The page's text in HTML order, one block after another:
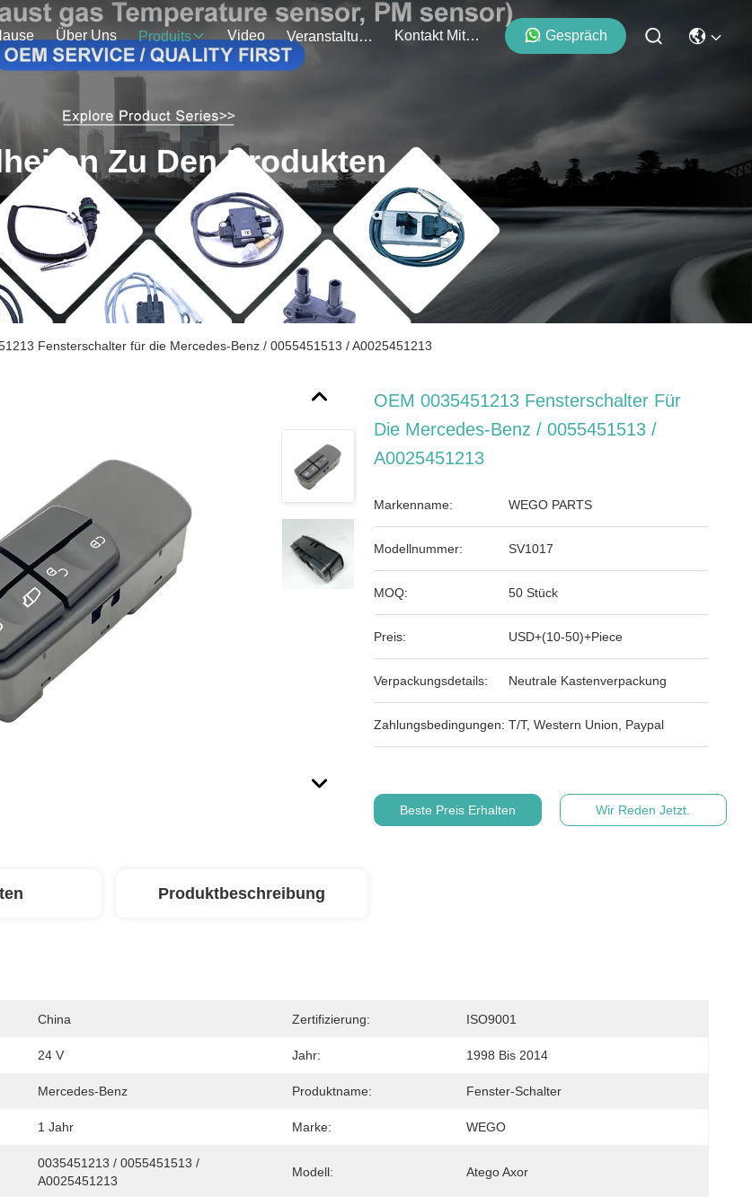
Über Uns Produits Video Veranstaltungen Kontakt Mit Uns Gespräch
Zu Den Produkten
Fensterschalter für die Mercedes-Benz / 0055451513 / A0025451213
OEM 0035451213 Fensterschalter Für
Die Mercedes-Benz / 0055451513 /
A0025451213
Markenname: WEGO PARTS
Modellnummer: SV1017
MOQ: 50 Stück
Preis: USD+(10-50)+Piece
Verpackungsdetails: Neutrale Kastenverpackung
Zahlungsbedingungen: T/T, Western Union, Paypal
Beste Preis Erhalten Wir Reden Jetzt.
Produktbeschreibung
China Zertifizierung: ISO9001
24 V Jahr: 1998 Bis 2014
Mercedes-Benz Produktname: Fenster-Schalter
1 Jahr Marke: WEGO
0035451213 / 0055451513 /
A0025451213
Modell: Atego Axor